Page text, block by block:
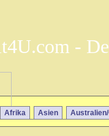
-
Afrika Asien